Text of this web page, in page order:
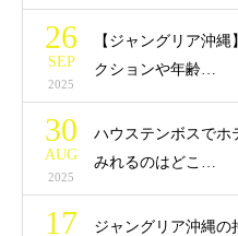
26
SEP
2025
【ジャングリア沖
クションや年齢…
30
AUG
2025
ハウステンボスでホ
みれるのはどこ…
17 ジャングリア沖縄の